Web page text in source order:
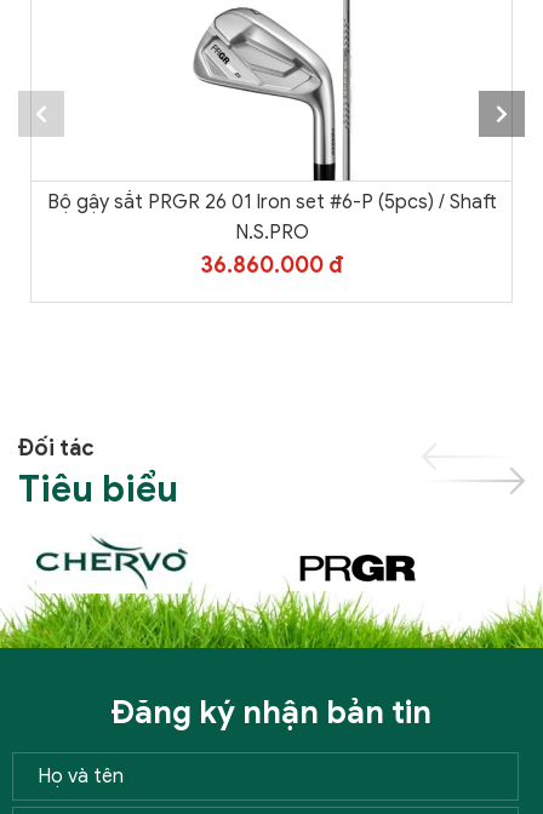
Bộ gậy sắt PRGR 26 01 Iron set #6-P (5pcs) / Shaft
N.S.PRO
36.860.000 đ
Đối tác
Tiêu biểu
Đăng ký nhận bản tin